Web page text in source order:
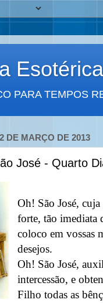
Esotérica
PARA TEMPOS
DE MARÇO DE 2013
José - Quarto
Oh! São José,
forte, tão imediata
coloco em vossas
desejos.
Oh! São José,
intercessão, e
Filho todas as